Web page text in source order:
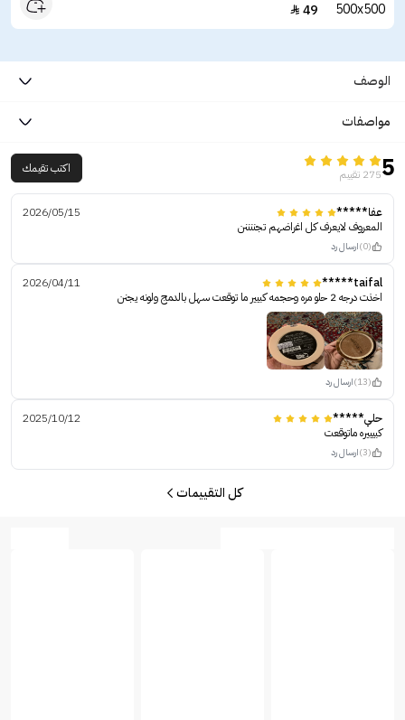
49

الوصف
مواصفات
5275 تقييم اكتب تقيمك
عفا*****
2026/05/15
المعروف لايعرف كل اغراضهم تجننننن
(0) ارسال رد
taifal*****
2026/04/11
اخذت درجه 2 حلو مره وحجمه كبيير ما توقعت سهل بالدمج ولونه يجنن
(13) ارسال رد
حلي*****
2025/10/12
كبيييره ماتوقعت
(3) ارسال رد
كل التقييمات